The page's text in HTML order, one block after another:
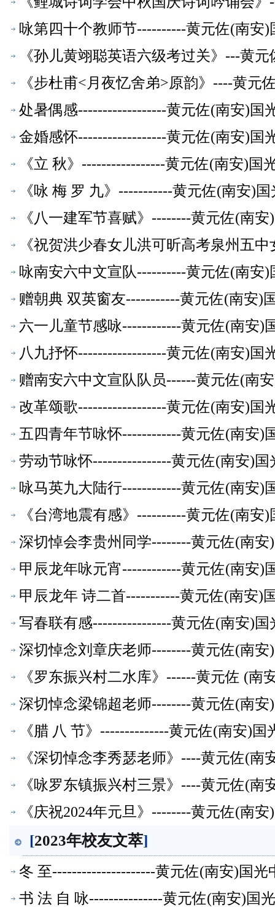
咏第四十个教师节----------黄元佐(南安
《孙儿黄翊聪英语六级考过关》---黄
《步杜甫<月夜忆舍弟>原韵》----黄元
处暑偶感------------------黄元佐(南安)国
金婚感怀------------------黄元佐(南安)国
《立 秋》-----------------黄元佐(南安)国
《咏 梅 罗 九》-----------黄元佐(南安)
《八一建军节喜赋》--------黄元佐(南
《祝贺洪少春女儿洪可昕高考泉州五
师【校友文萃】
咏南安六中文宣队----------黄元佐(南安
赠朝典 双英窗友-----------黄元佐(南安)
六一儿童节感咏------------黄元佐(南安)
八九抒怀------------------黄元佐(南安)国
赠南安六中文宣队队员------黄元佐(南
改革颂歌------------------黄元佐(南安)国
五四青年节咏怀------------黄元佐(南安)
劳动节咏怀----------------黄元佐(南安)
咏马英九大陆行------------黄元佐(南安)
《台湾地震有感》----------黄元佐(南
深切悼会李贵州同学--------黄元佐(南
甲辰龙年咏元宵------------黄元佐(南安)
甲辰龙年 诗二首-----------黄元佐(南安)
写春联有感----------------黄元佐(南安)
深切悼念刘章庆老师--------黄元佐(南
《罗东振兴村二水库》------黄元佐 (
深切悼念梁锦超老师--------黄元佐(南
《腊 八 节》--------------黄元佐(南安)
《深切悼念李秀瑟老师》----黄元佐(
《咏罗东镇振兴村三景》----黄元佐(
《庆祝2024年元旦》--------黄元佐(南
[2023年校友文萃]
冬 至---------------------黄元佐(南安)国
书 法 自 咏---------------黄元佐(南安)国